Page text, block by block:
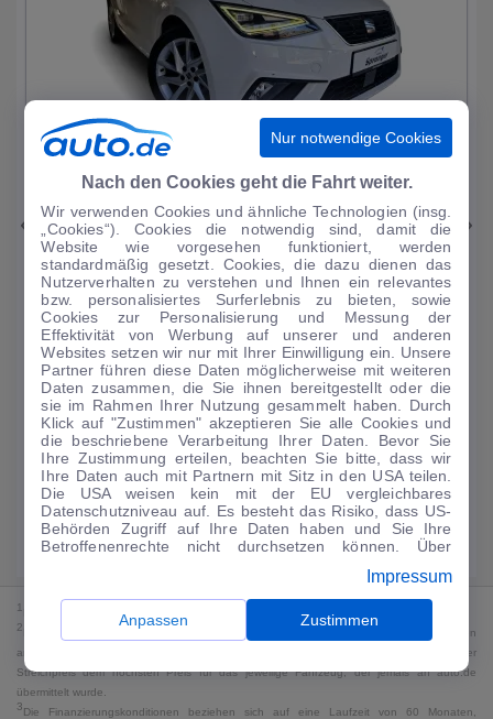
|25
Seat Ibiza
FR 1.0 TSI 7-Gang DSG Virtual Cockpit Sitz
34.166 km· 11/2023·· Benzin·Automatik
Finanzierung Kaufen
173€/mtl.
Guter Preis4
0 € Anzahlung ·48 Monate ·Finanzierungs-Details
Angebot anfragen Rate anpassen
Kraftstoffverbrauch komb. 5,8 l/100 km · CO₂-Emissionen komb. 132 g/km
· CO₂-Klasse D · WLTP*
1
2 Bei dem Streichpreis handelt es sich für Neufahrzeuge und junge Gebrauchte um den
an auto.de übermittelten Listenpreis. Für alle anderen Fahrzeuge entspricht der
Streichpreis dem höchsten Preis für das jeweilige Fahrzeug, der jemals an auto.de
übermittelt wurde.
3Die Finanzierungskonditionen beziehen sich auf eine Laufzeit von 60 Monaten,
Nur notwendige Cookies
Nach den Cookies geht die Fahrt weiter.
Wir verwenden Cookies und ähnliche Technologien (insg.
„Cookies“). Cookies die notwendig sind, damit die
Website wie vorgesehen funktioniert, werden
standardmäßig gesetzt. Cookies, die dazu dienen das
Nutzerverhalten zu verstehen und Ihnen ein relevantes
bzw. personalisiertes Surferlebnis zu bieten, sowie
Cookies zur Personalisierung und Messung der
Effektivität von Werbung auf unserer und anderen
Websites setzen wir nur mit Ihrer Einwilligung ein. Unsere
Partner führen diese Daten möglicherweise mit weiteren
Daten zusammen, die Sie ihnen bereitgestellt oder die
sie im Rahmen Ihrer Nutzung gesammelt haben. Durch
Klick auf "Zustimmen" akzeptieren Sie alle Cookies und
die beschriebene Verarbeitung Ihrer Daten. Bevor Sie
Ihre Zustimmung erteilen, beachten Sie bitte, dass wir
Ihre Daten auch mit Partnern mit Sitz in den USA teilen.
Die USA weisen kein mit der EU vergleichbares
Datenschutzniveau auf. Es besteht das Risiko, dass US-
Behörden Zugriff auf Ihre Daten haben und Sie Ihre
Betroffenenrechte nicht durchsetzen können. Über
anpassen. Dies ist auch später jederzeit im Bereich
Cookie-Richtliniemöglich. Weitere Informationen finden
Sie in unsererDatenschutzerklärung .
Impressum
Anpassen Zustimmen